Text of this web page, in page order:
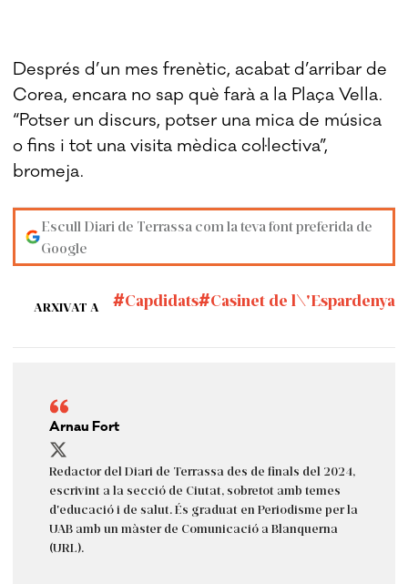
Després d’un mes frenètic, acabat d’arribar de
Corea, encara no sap què farà a la Plaça Vella.
“Potser un discurs, potser una mica de música
o fins i tot una visita mèdica col·lectiva”,
bromeja.
Escull Diari de Terrassa com la teva font preferida de
Google
ARXIVAT A Capdidats Casinet de l\'Espardenya
Arnau Fort
Redactor del Diari de Terrassa des de finals del 2024,
escrivint a la secció de Ciutat, sobretot amb temes
d'educació i de salut. És graduat en Periodisme per la
UAB amb un màster de Comunicació a Blanquerna
(URL).